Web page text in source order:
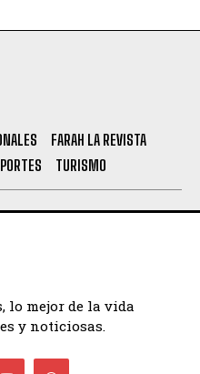
FARAH LA REVISTA
TURISMO
lo mejor de la vida
y noticiosas.